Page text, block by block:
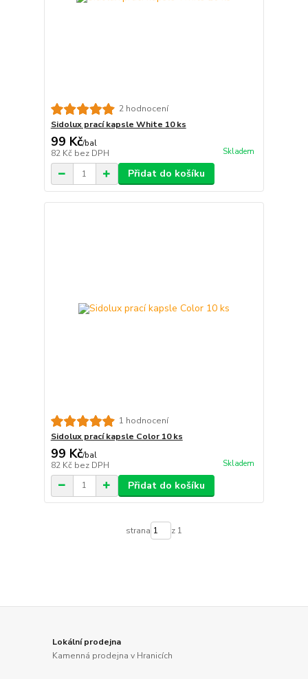
2 hodnocení
Sidolux prací kapsle White 10 ks
99 Kč/bal
82 Kč bez DPH Skladem
Přidat do košíku
1 hodnocení
Sidolux prací kapsle Color 10 ks
99 Kč/bal
82 Kč bez DPH Skladem
Přidat do košíku
strana z 1
Lokální prodejna
Kamenná prodejna v Hranicích